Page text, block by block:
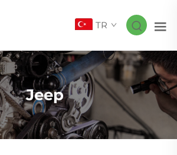
TR
Jeep